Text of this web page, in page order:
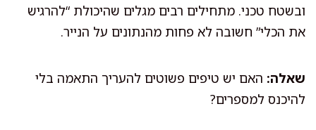
ובשטח טכני. מתחילים רבים מגלים שהיכולת “להרגיש
את הכלי” חשובה לא פחות מהנתונים על הנייר.
שאלה: האם יש טיפים פשוטים להעריך התאמה בלי
להיכנס למספרים?